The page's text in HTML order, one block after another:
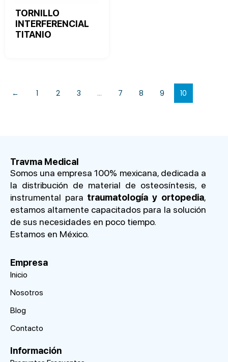
TORNILLO
INTERFERENCIAL
TITANIO
← 1 2 3 … 7 8 9 10
Travma Medical
Somos una empresa 100% mexicana, dedicada a
la distribución de material de osteosíntesis, e
instrumental para traumatología y ortopedia,
estamos altamente capacitados para la solución
de sus necesidades en poco tiempo.
Estamos en México.
Empresa
Inicio
Nosotros
Blog
Contacto
Información